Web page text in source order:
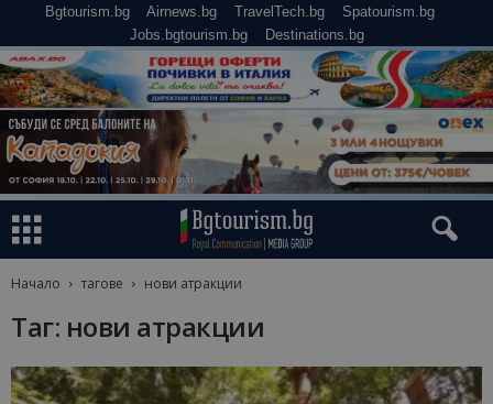
Bgtourism.bg Airnews.bg TravelTech.bg
Spatourism.bg
Jobs.bgtourism.bg
Destinations.bg
Начало тагове нови атракции
Таг: нови атракции